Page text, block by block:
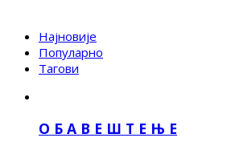
Најновије
Популарно
Тагови
О Б А В Е Ш Т Е Њ Е